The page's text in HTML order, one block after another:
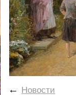
← Новости